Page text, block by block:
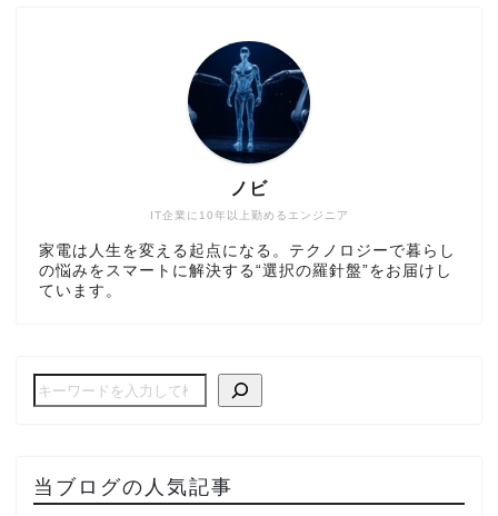
IT企業に10年以上勤めるエンジニア
ノビ
家電は人生を変える起点になる。テクノロジーで暮らし
の悩みをスマートに解決する“選択の羅針盤”をお届けし
ています。
当ブログの人気記事